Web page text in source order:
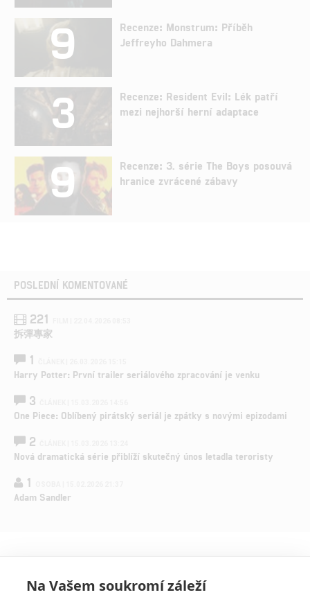
9
Recenze: Monstrum: Příběh
Jeffreyho Dahmera
3
Recenze: Resident Evil: Lék patří
mezi nejhorší herní adaptace
9
Recenze: 3. série The Boys posouvá
hranice zvrácené zábavy
POSLEDNÍ KOMENTOVANÉ
221
拆彈專家
1
Harry Potter: První trailer seriálového zpracování je venku
3
One Piece: Oblíbený pirátský seriál je zpátky s novými epizodami
2
Nová dramatická série přiblíží skutečný únos letadla teroristy
1
Adam Sandler
Na Vašem soukromí záleží